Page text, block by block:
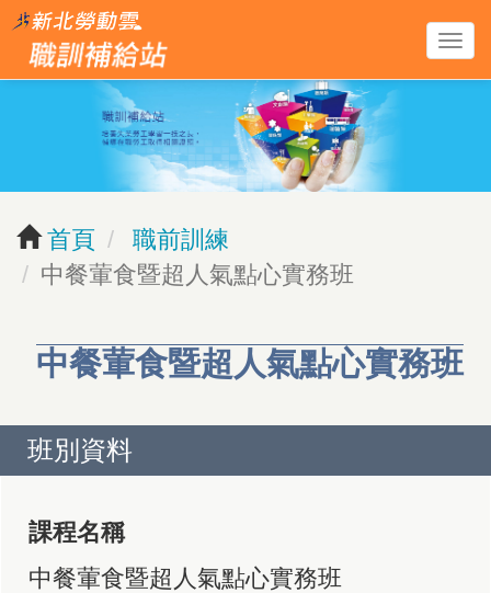
跳
主
容
區
導
覽
關
首頁
職前訓練
中餐葷食暨超人氣點心實務班
中餐葷食暨超人氣點心實務班
班別資料
課程名稱
中餐葷食暨超人氣點心實務班